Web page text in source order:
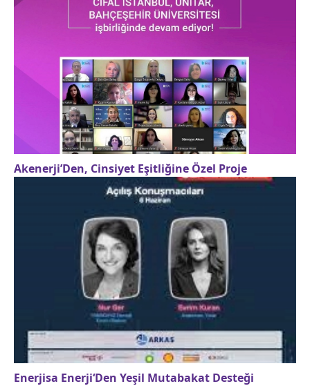
Akenerji’Den, Cinsiyet Eşitliğine Özel Proje
Enerjisa Enerji‘Den Yeşil Mutabakat Desteği